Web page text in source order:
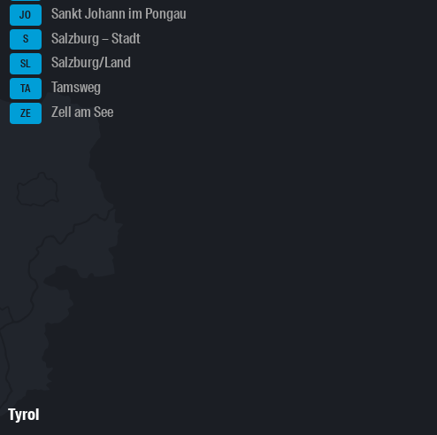
JO Sankt Johann im Pongau
S Salzburg – Stadt
SL Salzburg/Land
TA Tamsweg
ZE Zell am See
Tyrol